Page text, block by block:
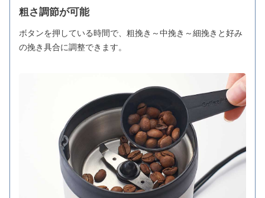
粗さ調節が可能
ボタンを押している時間で、粗挽き～中挽き～細挽きと好み
の挽き具合に調整できます。